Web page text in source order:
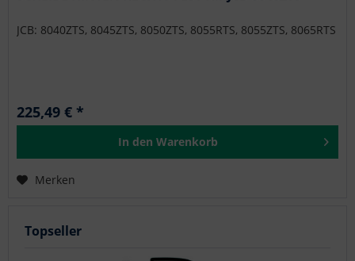
Topseller
JCB: 8040ZTS, 8045ZTS, 8050ZTS, 8055RTS, 8055ZTS, 8065RTS
225,49 € *
In den Warenkorb
Merken